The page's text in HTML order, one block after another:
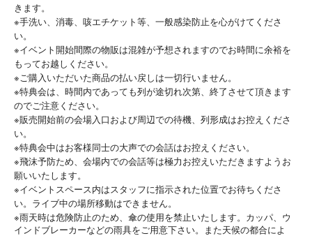
きます。
※手洗い、消毒、咳エチケット等、一般感染防止を心がけてくださ
い。
※イベント開始間際の物販は混雑が予想されますのでお時間に余裕を
もってお越しください。
※ご購入いただいた商品の払い戻しは一切行いません。
※特典会は、時間内であっても列が途切れ次第、終了させて頂きます
のでご注意ください。
※販売開始前の会場入口および周辺での待機、列形成はお控えくださ
い。
※特典会中はお客様同士の大声での会話はお控えください。
※飛沫予防ため、会場内での会話等は極力お控えいただきますようお
願いいたします。
※イベントスペース内はスタッフに指示された位置でお待ちくださ
い。ライブ中の場所移動はできません。
※雨天時は危険防止のため、傘の使用を禁止いたします。カッパ、ウ
インドブレーカーなどの雨具をご用意下さい。また天候の都合によ